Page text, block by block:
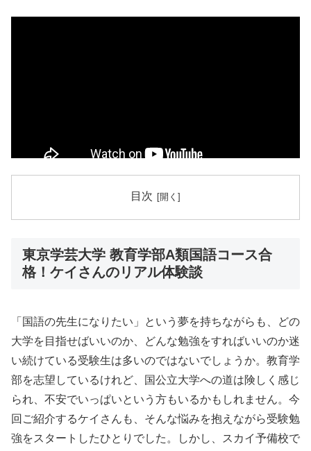
目次
東京学芸大学 教育学部A類国語コース合
格！ケイさんのリアル体験談
「国語の先生になりたい」という夢を持ちながらも、どの
大学を目指せばいいのか、どんな勉強をすればいいのか迷
い続けている受験生は多いのではないでしょうか。教育学
部を志望しているけれど、国公立大学への道は険しく感じ
られ、不安でいっぱいという方もいるかもしれません。今
回ご紹介するケイさんも、そんな悩みを抱えながら受験勉
強をスタートしたひとりでした。しかし、スカイ予備校で